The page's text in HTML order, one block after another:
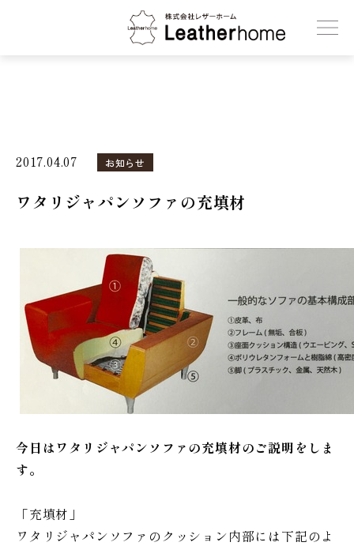
株式会社レザーホーム
2017.04.07 お知らせ
ワタリジャパンソファの充填材
今日はワタリジャパンソファの充填材のご説明をしま
す。
「充填材」
ワタリジャパンソファのクッション内部には下記のよ